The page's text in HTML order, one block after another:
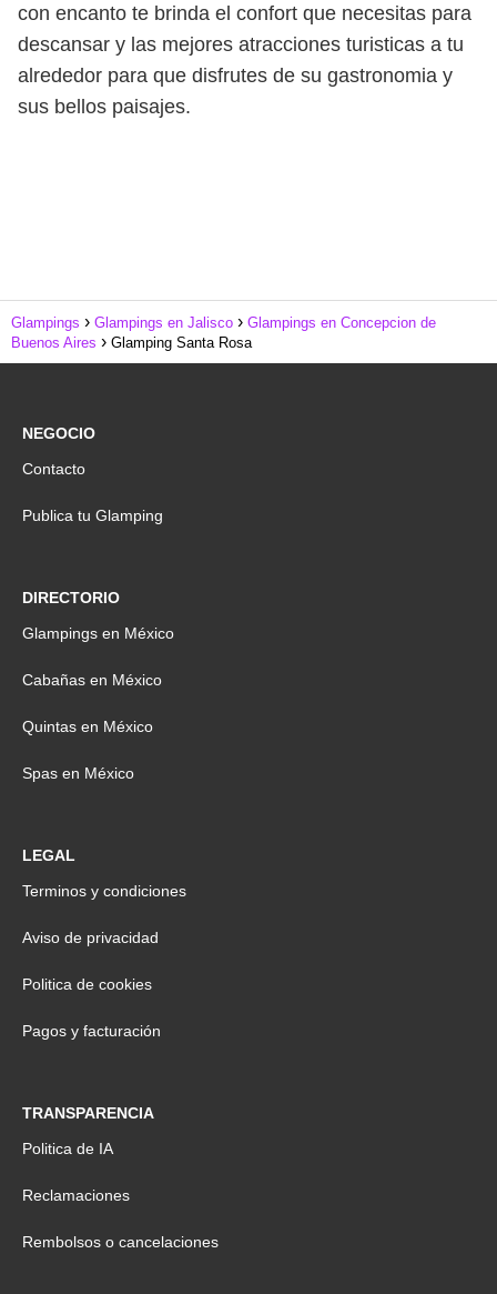
con encanto te brinda el confort que necesitas para
descansar y las mejores atracciones turisticas a tu
alrededor para que disfrutes de su gastronomia y
sus bellos paisajes.
Glampings Glampings en Jalisco
Glampings en Concepcion de
Buenos Aires
Glamping Santa Rosa
NEGOCIO
Contacto
Publica tu Glamping
DIRECTORIO
Glampings en México
Cabañas en México
Quintas en México
Spas en México
LEGAL
Terminos y condiciones
Aviso de privacidad
Politica de cookies
Pagos y facturación
TRANSPARENCIA
Politica de IA
Reclamaciones
Rembolsos o cancelaciones